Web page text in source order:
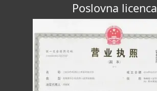
Poslovna licenca